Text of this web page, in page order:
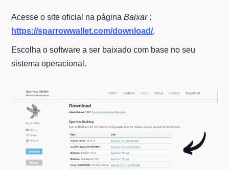
Acesse o site oficial na páginaBaixar:
https://sparrowwallet.com/download/.
Escolha o software a ser baixado com base no seu
sistema operacional.